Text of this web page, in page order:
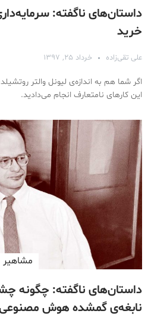
داستان‌های ناگفته:
خرید
علی تقی‌زاده خرداد ۲۵, ۱۳۹۷
اگر شما هم به اندازه‌ی لیونل والتر
این کارهای نامتعارف انجام می‌دادید.
مشاهیر
داستان‌های ناگفته: چگونه
نابغه‌ی گمشده هوش مصنوعی